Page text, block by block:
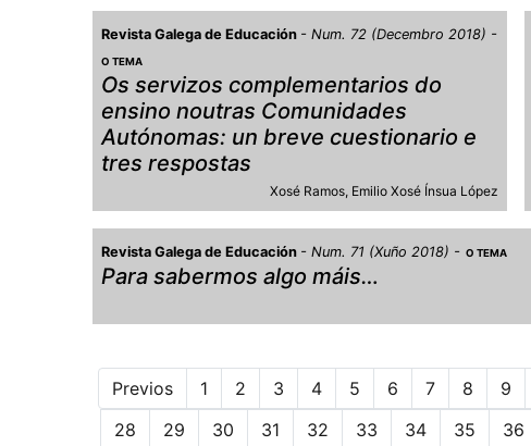
Revista Galega de Educación Num. 72 (Decembro 2018)
O TEMA
Os servizos complementarios do
ensino noutras Comunidades
Autónomas: un breve cuestionario e
tres respostas
Xosé Ramos Emilio Xosé Ínsua López
Revista Galega de Educación Num. 71 (Xuño 2018) O TEMA
Para sabermos algo máis…
Previos 1 2 3 4 5 6 7 8 9
28
29 30 31 32 33 34 35 36